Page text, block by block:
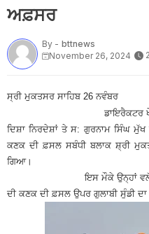
ਅਫ਼ਸਰ
By - bttnews
November 26, 2024
ਸ੍ਰੀ ਮੁਕਤਸਰ ਸਾਹਿਬ 26 ਨਵੰਬਰ
ਡਾਇਰੈਕਟਰ ਖੇਤੀਬਾੜੀ ਅਤੇ
ਦਿਸ਼ਾ ਨਿਰਦੇਸ਼ਾਂ ਤੇ ਸ: ਗੁਰਨਾਮ ਸਿੰਘ
ਕਣਕ ਦੀ ਫ਼ਸਲ ਸਬੰਧੀ ਬਲਾਕ ਸ਼੍ਰੀ
ਗਿਆ।
ਇਸ ਮੌਕੇ ਉਨ੍ਹਾਂ ਵਲੋਂ ਪਿੰਡ
ਦੀ ਕਣਕ ਦੀ ਫ਼ਸਲ ਉਪਰ ਗੁਲਾਬੀ ਸੁੰਡੀ